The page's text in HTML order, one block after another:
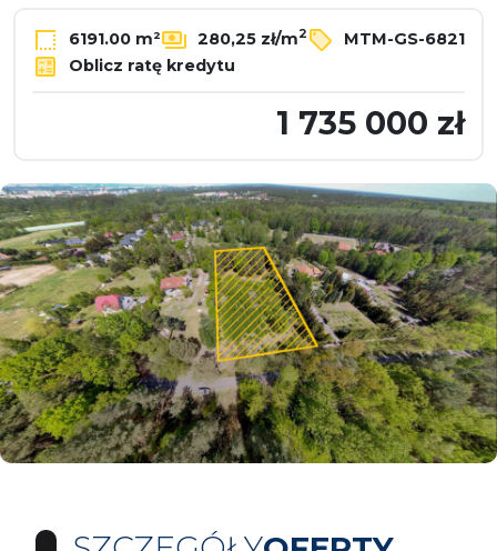
6191.00 m² 280,25 zł/m2
MTM-GS-6821
Oblicz ratę kredytu
1 735 000 zł